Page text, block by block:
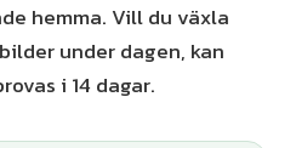
hemma. Vill du växla
under dagen, kan
i 14 dagar.